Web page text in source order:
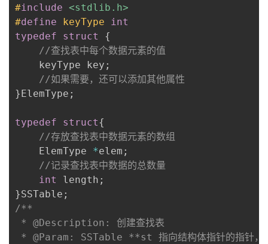
#include <stdlib.h>
#define keyType
int
typedef
struct
{
//查找表中每个数据元素的值
    keyType key
;
//如果需要，还可以添加其他属性
} ElemType ;
typedef struct{
//存放查找表中数据元素的数组
    ElemType
*elem ;
//记录查找表中数据的总数量
int
length ;
}SSTable ;
/**
* @Description: 创建查找表
* @Param: SSTable **st 指向结构体指针的指针